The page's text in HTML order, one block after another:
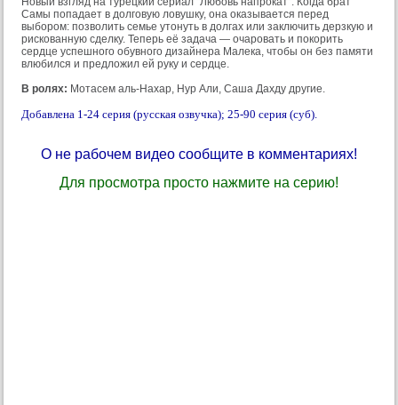
Самы попадает в долговую ловушку, она оказывается перед
выбором: позволить семье утонуть в долгах или заключить дерзкую и
рискованную сделку. Теперь её задача — очаровать и покорить
сердце успешного обувного дизайнера Малека, чтобы он без памяти
влюбился и предложил ей руку и сердце.
В ролях: Мотасем аль-Нахар, Нур Али, Саша Дахду другие.
Добавлена 1-24 серия (русская озвучка); 25-90 серия (суб).
О не рабочем видео сообщите в комментариях!
Для просмотра просто нажмите на серию!